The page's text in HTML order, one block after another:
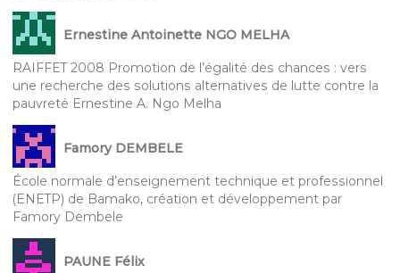
Ernestine Antoinette NGO MELHA
RAIFFET 2008 Promotion de l’égalité des chances : vers
une recherche des solutions alternatives de lutte contre la
pauvreté Ernestine A. Ngo Melha
Famory DEMBELE
École normale d’enseignement technique et professionnel
(ENETP) de Bamako, création et développement par
Famory Dembele
PAUNE Félix